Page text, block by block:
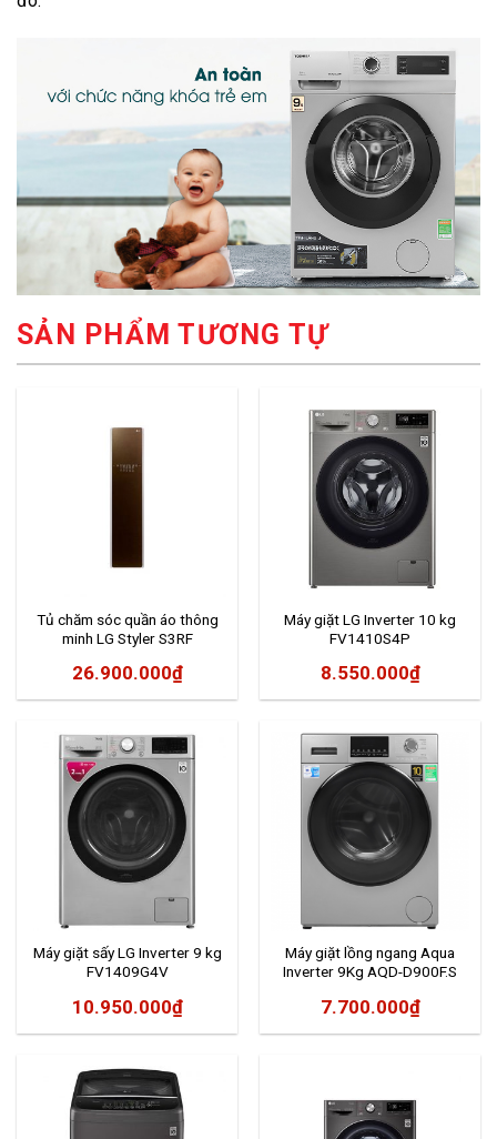
SẢN PHẨM TƯƠNG TỰ
Tủ chăm sóc quần áo thông
minh LG Styler S3RF
26.900.000₫
Máy giặt LG Inverter 10 kg
FV1410S4P
8.550.000₫
Máy giặt sấy LG Inverter 9 kg
FV1409G4V
10.950.000₫
Máy giặt lồng ngang Aqua
Inverter 9Kg AQD-D900F.S
7.700.000₫